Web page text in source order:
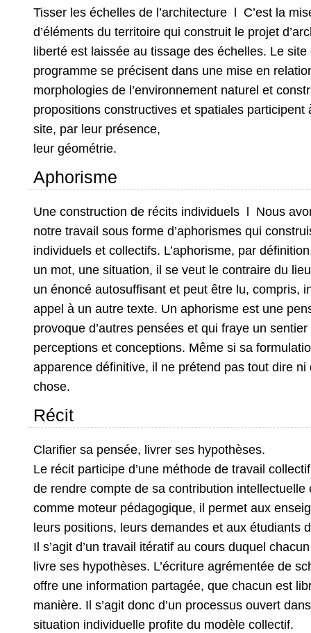
Tisser les échelles de l’architecture l C’est la
d’éléments du territoire qui construit le projet
liberté est laissée au tissage des échelles. Le
programme se précisent dans une mise en
morphologies de l’environnement naturel et
propositions constructives et spatiales participent
site, par leur présence,
leur géométrie.
Aphorisme
Une construction de récits individuels l Nous
notre travail sous forme d’aphorismes qui
individuels et collectifs. L’aphorisme, par
un mot, une situation, il se veut le contraire du
un énoncé autosuffisant et peut être lu, compris,
appel à un autre texte. Un aphorisme est une
provoque d’autres pensées et qui fraye un
perceptions et conceptions. Même si sa
apparence définitive, il ne prétend pas tout dire ni
chose.
Récit
Clarifier sa pensée, livrer ses hypothèses.
Le récit participe d’une méthode de travail
de rendre compte de sa contribution intellectuelle
comme moteur pédagogique, il permet aux
leurs positions, leurs demandes et aux étudiants
Il s’agit d’un travail itératif au cours duquel
livre ses hypothèses. L’écriture agrémentée de
offre une information partagée, que chacun est
manière. Il s’agit donc d’un processus ouvert
situation individuelle profite du modèle collectif.